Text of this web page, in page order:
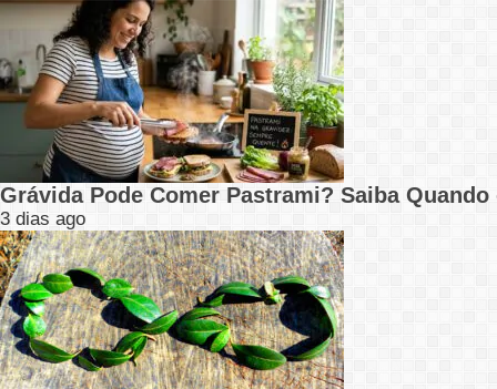
Grávida Pode Comer Pastrami? Saiba
3 dias ago